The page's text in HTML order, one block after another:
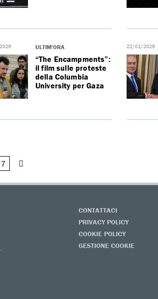
ULTIM'ORA
“The Encampments”:
il film sulle proteste
della Columbia
University per Gaza
22/01/2026
7
CONTATTACI
PRIVACY POLICY
COOKIE POLICY
GESTIONE COOKIE